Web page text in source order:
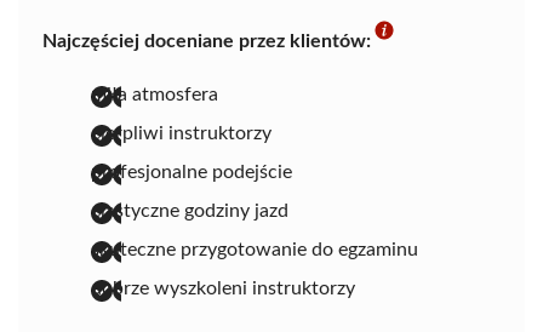
Najczęściej doceniane przez klientów:
miła atmosfera
cierpliwi instruktorzy
profesjonalne podejście
elastyczne godziny jazd
skuteczne przygotowanie do egzaminu
dobrze wyszkoleni instruktorzy